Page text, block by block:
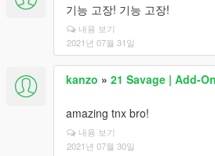
기능 고장! 기능 고장!
내용 보기
2021년 07월 31일
kanzo » 21 Savage | Add-
amazing tnx bro!
내용 보기
2021년 07월 30일